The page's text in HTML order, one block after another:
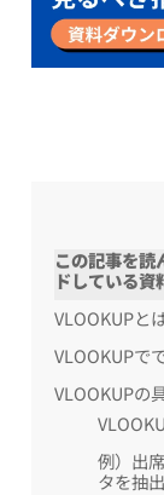
この記事を読
ドしている資
VLOOKUPと
VLOOKUPで
VLOOKUPの
例）出
タを抽出